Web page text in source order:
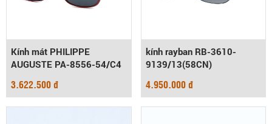
Kính mát PHILIPPE
AUGUSTE PA-8556-54/C4
3.622.500 đ
kính rayban RB-3610-
9139/13(58CN)
4.950.000 đ